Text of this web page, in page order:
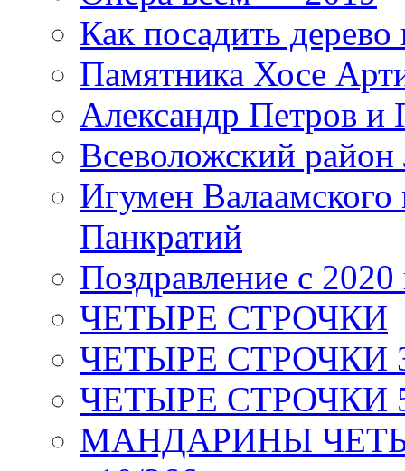
Как посадить дерево
Памятника Хосе
Александр Петров и
Всеволожский район
Игумен
Панкратий
Поздравление с 2020
ЧЕТЫРЕ СТРОЧКИ
ЧЕТЫРЕ СТРОЧКИ 3
ЧЕТЫРЕ СТРОЧКИ 5
МАНДАРИНЫ